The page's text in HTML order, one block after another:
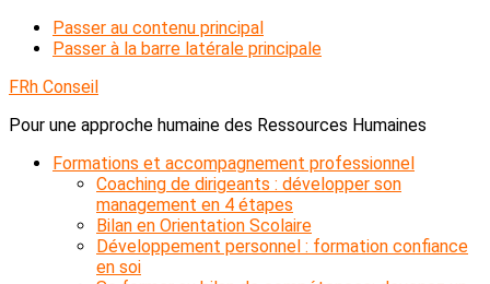
Passer au contenu principal
Passer à la barre latérale principale
FRh Conseil
Pour une approche humaine des Ressources Humaines
Formations et accompagnement professionnel
Coaching de dirigeants : développer son
management en 4 étapes
Bilan en Orientation Scolaire
Développement personnel : formation confiance
en soi